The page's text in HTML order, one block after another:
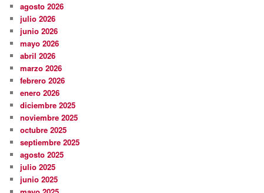
agosto 2026
julio 2026
junio 2026
mayo 2026
abril 2026
marzo 2026
febrero 2026
enero 2026
diciembre 2025
noviembre 2025
octubre 2025
septiembre 2025
agosto 2025
julio 2025
junio 2025